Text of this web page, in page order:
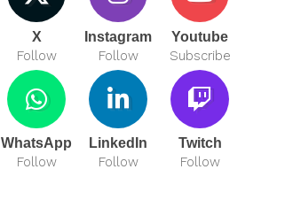
X
Follow
Instagram
Follow
Youtube
Subscribe
WhatsApp
Follow
LinkedIn
Follow
Twitch
Follow